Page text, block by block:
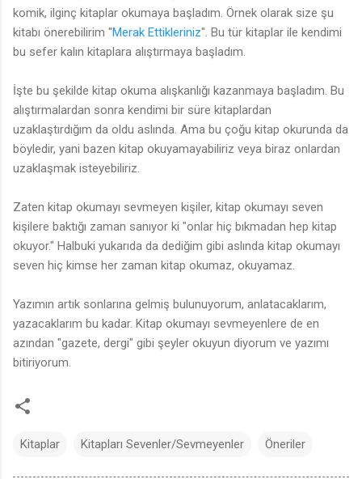
komik, ilginç kitaplar okumaya başladım. Örnek olarak size şu
kitabı önerebilirim "Merak Ettikleriniz". Bu tür kitaplar ile kendimi
bu sefer kalın kitaplara alıştırmaya başladım.
İşte bu şekilde kitap okuma alışkanlığı kazanmaya başladım. Bu
alıştırmalardan sonra kendimi bir süre kitaplardan
uzaklaştırdığım da oldu aslında. Ama bu çoğu kitap okurunda da
böyledir, yani bazen kitap okuyamayabiliriz veya biraz onlardan
uzaklaşmak isteyebiliriz.
Zaten kitap okumayı sevmeyen kişiler, kitap okumayı seven
kişilere baktığı zaman sanıyor ki "onlar hiç bıkmadan hep kitap
okuyor." Halbuki yukarıda da dediğim gibi aslında kitap okumayı
seven hiç kimse her zaman kitap okumaz, okuyamaz.
Yazımın artık sonlarına gelmiş bulunuyorum, anlatacaklarım,
yazacaklarım bu kadar. Kitap okumayı sevmeyenlere de en
azından "gazete, dergi" gibi şeyler okuyun diyorum ve yazımı
bitiriyorum.
Kitaplar Kitapları Sevenler/Sevmeyenler Öneriler